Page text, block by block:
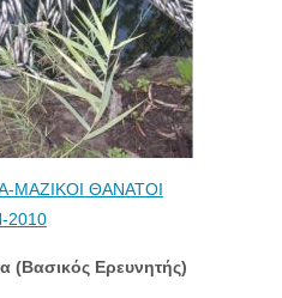
ΜΑΖΙΚΟΙ ΘΑΝΑΤΟΙ
2010
(Βασικός Ερευνητής)